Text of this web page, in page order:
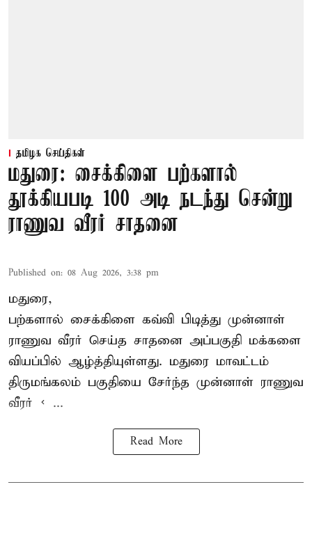
தமிழக செய்திகள்
மதுரை: சைக்கிளை பற்களால்
தூக்கியபடி 100 அடி நடந்து சென்று
ராணுவ வீரர் சாதனை
Published on: 08 Aug 2026, 3:38 pm
மதுரை,
பற்களால் சைக்கிளை கவ்வி பிடித்து முன்னாள்
ராணுவ வீரர் செய்த சாதனை அப்பகுதி மக்களை
வியப்பில் ஆழ்த்தியுள்ளது. மதுரை மாவட்டம்
திருமங்கலம் பகுதியை சேர்ந்த முன்னாள் ராணுவ
வீரர் < ...
Read More